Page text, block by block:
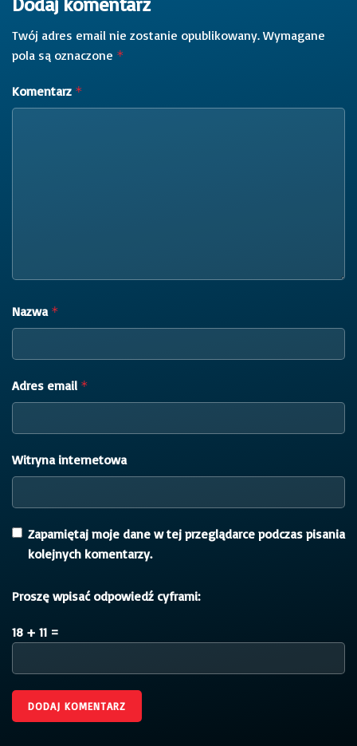
Twój adres email nie zostanie opublikowany. Wymagane
pola są oznaczone *
Komentarz *
Nazwa *
Adres email *
Witryna internetowa
Zapamiętaj moje dane w tej przeglądarce podczas pisania
kolejnych komentarzy.
Proszę wpisać odpowiedź cyframi:
18 + 11 =